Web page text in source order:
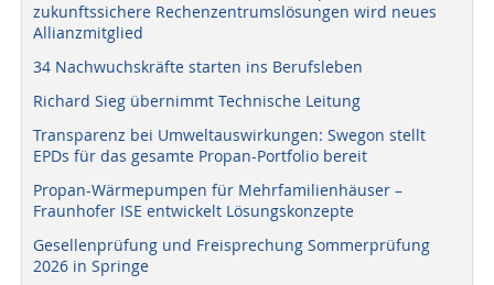
zukunftssichere Rechenzentrumslösungen wird neues
Allianzmitglied
34 Nachwuchskräfte starten ins Berufsleben
Richard Sieg übernimmt Technische Leitung
Transparenz bei Umweltauswirkungen: Swegon stellt
EPDs für das gesamte Propan-Portfolio bereit
Propan-Wärmepumpen für Mehrfamilienhäuser –
Fraunhofer ISE entwickelt Lösungskonzepte
Gesellenprüfung und Freisprechung Sommerprüfung
2026 in Springe